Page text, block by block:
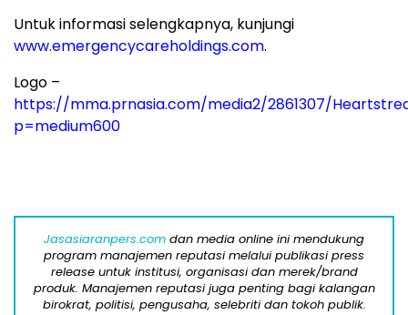
Untuk informasi selengkapnya, kunjungi
www.emergencycareholdings.com.
Logo –
https://mma.prnasia.com/media2/2861307/
p=medium600
Jasasiaranpers.com dan media online ini mendukung
program manajemen reputasi melalui publikasi press
release untuk institusi, organisasi dan merek/brand
produk. Manajemen reputasi juga penting bagi kalangan
birokrat, politisi, pengusaha, selebriti dan tokoh publik.